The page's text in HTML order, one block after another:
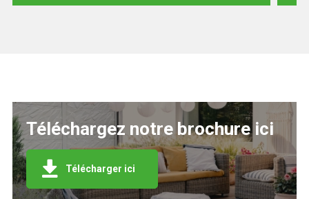
Téléchargez notre brochure ici
Télécharger ici